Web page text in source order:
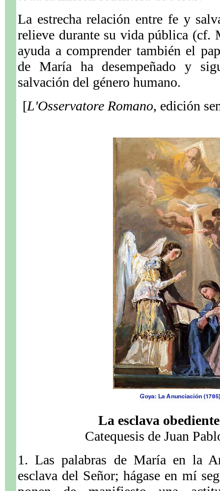
La estrecha relación entre fe y
relieve durante su vida pública (cf.
ayuda a comprender también el
de María ha desempeñado y
salvación del género humano.
[L'Osservatore Romano, edición
La esclava
Catequesis de Juan
1. Las palabras de María en la
esclava del Señor; hágase en mí